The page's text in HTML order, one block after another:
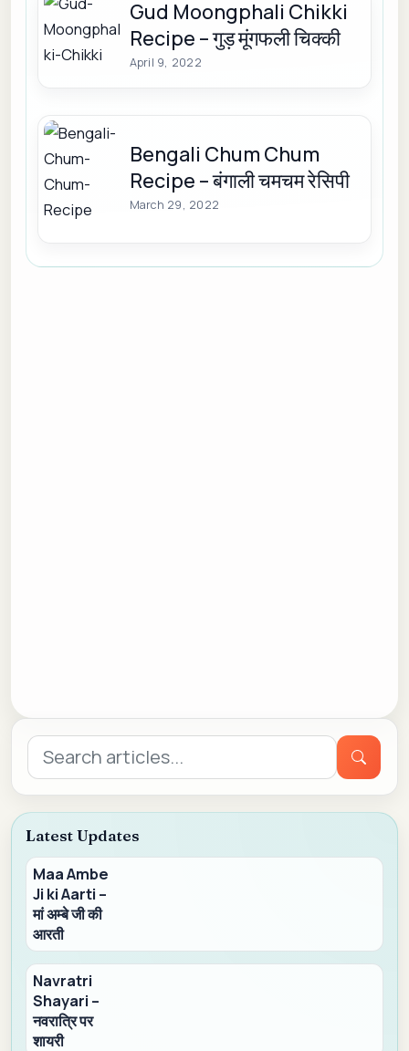
Gud Moongphali Chikki
Recipe – गुड़ मूंगफली चिक्की
April 9, 2022
Bengali Chum Chum
Recipe – बंगाली चमचम रेसिपी
March 29, 2022
Search
for:
Latest Updates
Maa Ambe
Ji ki Aarti –
मां अम्बे जी की
आरती
Navratri
Shayari –
नवरात्रि पर
शायरी